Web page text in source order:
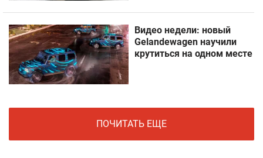
Видео недели: новый
Gelandewagen научили
крутиться на одном месте
ПОЧИТАТЬ ЕЩЕ